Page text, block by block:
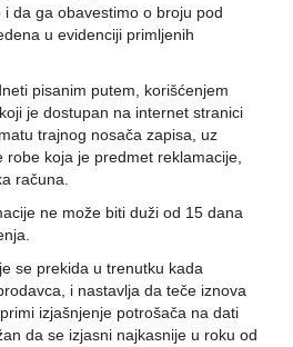
da ga obavestimo o broju pod
u evidenciji primljenih
pisanim putem, korišćenjem
koji je dostupan na internet stranici
trajnog nosača zapisa, uz
robe koja je predmet reklamacije,
računa.
ne može biti duži od 15 dana
se prekida u trenutku kada
i nastavlja da teče iznova
izjašnjenje potrošača na dati
da se izjasni najkasnije u roku od